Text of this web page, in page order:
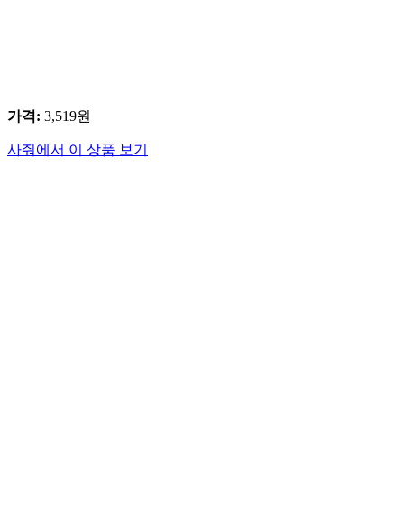
가격: 3,519원
사줘에서 이 상품 보기